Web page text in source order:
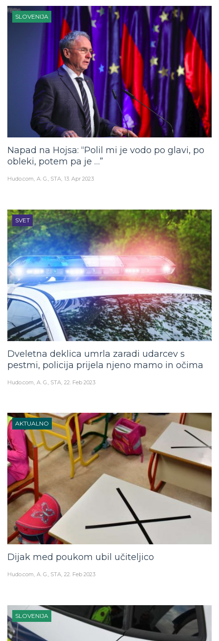
SLOVENIJA
Napad na Hojsa: “Polil mi je vodo po glavi, po
obleki, potem pa je …”
Hudo.com A. G., STA 13. Apr 2023
SVET
Dveletna deklica umrla zaradi udarcev s
pestmi, policija prijela njeno mamo in očima
Hudo.com A. G., STA 22. Feb 2023
AKTUALNO
Dijak med poukom ubil učiteljico
Hudo.com A. G., STA 22. Feb 2023
SLOVENIJA